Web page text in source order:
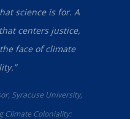
science is for. A
centers justice,
face of climate
Syracuse University,
Climate Coloniality: